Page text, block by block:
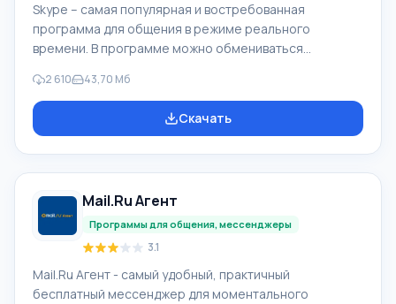
Skype – самая популярная и востребованная
программа для общения в режиме реального
времени. В программе можно обмениваться
создавать видеосвязь. С помощью этого
мессенджера можно максимально комфортно
общаться с людьми, находящимися в любой точке
сможете скачать Скайп бесплатно без регистрации.
Вне зависимости от того, ус
2 610 43,70 Мб
Скачать
Mail.Ru Агент
Программы для общения, мессенджеры
3.1
Mail.Ru Агент - самый удобный, практичный
бесплатный мессенджер для моментального